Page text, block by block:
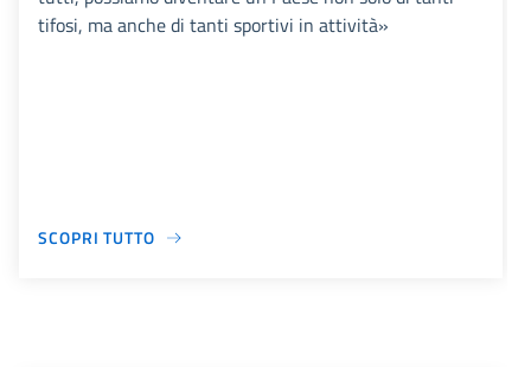
tifosi, ma anche di tanti sportivi in attività»
SCOPRI TUTTO